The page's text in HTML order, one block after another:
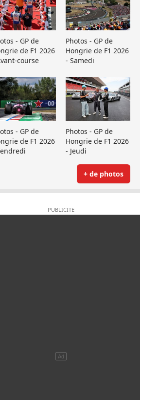
- GP de
de F1 2026
course
Photos - GP de
Hongrie de F1 2026
- Samedi
- GP de
de F1 2026
Photos - GP de
Hongrie de F1 2026
- Jeudi
+ de photos